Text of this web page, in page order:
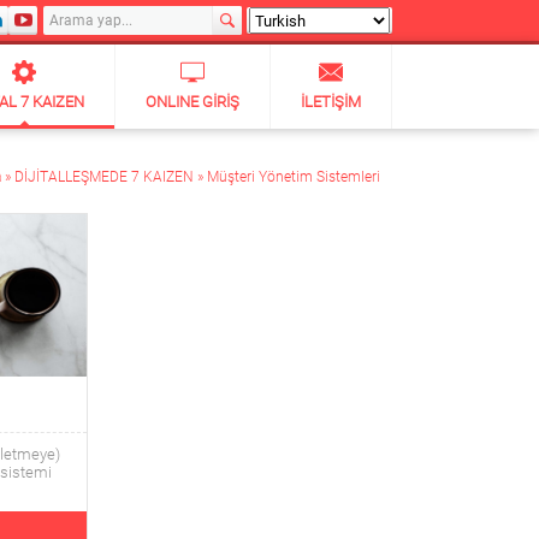
7 KAIZEN ONLINE GIRIŞ İLETIŞIM
» DİJİTALLEŞMEDE 7 KAIZEN » Müşteri Yönetim Sistemleri